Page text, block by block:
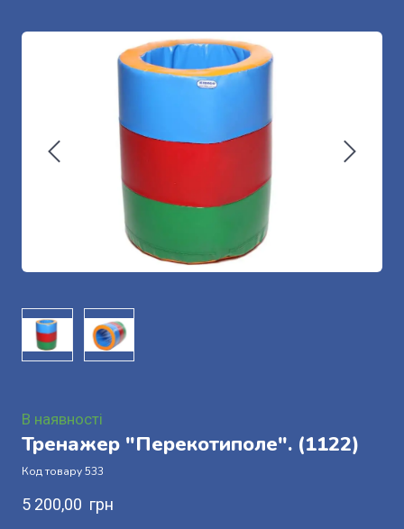
В наявності
Тренажер "Перекотиполе". (1122)
Код товару 533
5 200,00  грн